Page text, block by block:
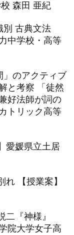
森田 亜紀
別 古典文法
中学校・高等
」のアクティブ
と考察 「徒然
好法師が詞の
トリック高等
愛媛県立土居
【授業案】
『神様』
院大学女子高